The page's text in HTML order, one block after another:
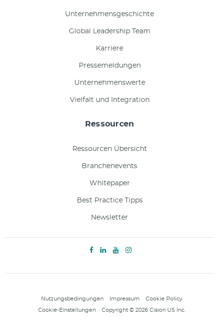
Unternehmensgeschichte
Global Leadership Team
Karriere
Pressemeldungen
Unternehmenswerte
Vielfalt und Integration
Ressourcen
Ressourcen Übersicht
Branchenevents
Whitepaper
Best Practice Tipps
Newsletter
Nutzungsbedingungen Impressum Cookie Policy
Cookie-Einstellungen Copyright © 2026 Cision US Inc.